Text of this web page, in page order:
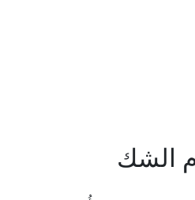
الشك